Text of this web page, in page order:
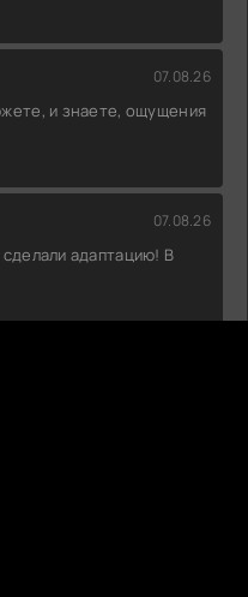
07.08.26
и знаете, ощущения
07.08.26
адаптацию! В